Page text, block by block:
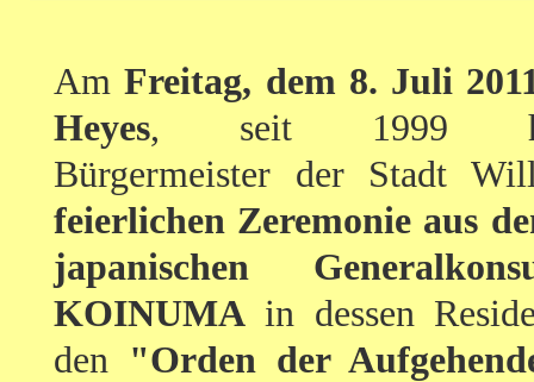
AmFreitag, dem 8. Juli
Heyes, seit 1999
Bürgermeister der Stadt
feierlichen Zeremonie aus
japanischen
KOINUMA in dessen
den "Orden der